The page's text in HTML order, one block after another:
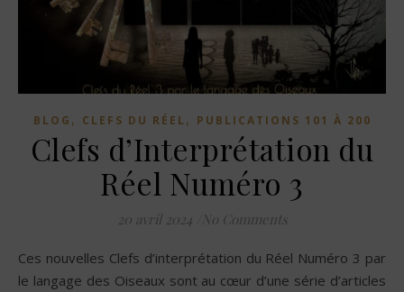
BLOG , CLEFS DU RÉEL, PUBLICATIONS 101 À 200
Clefs d’Interprétation du
Réel Numéro 3
20 avril 2024 No Comments
Ces nouvelles Clefs d’interprétation du Réel Numéro 3 par
le langage des Oiseaux sont au cœur d’une série d’articles